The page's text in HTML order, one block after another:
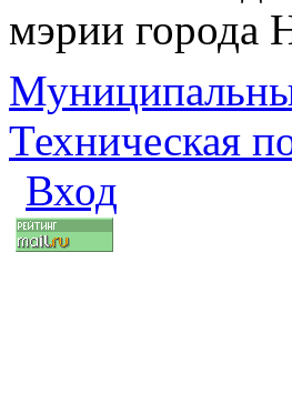
мэрии города
Техническая
Вход